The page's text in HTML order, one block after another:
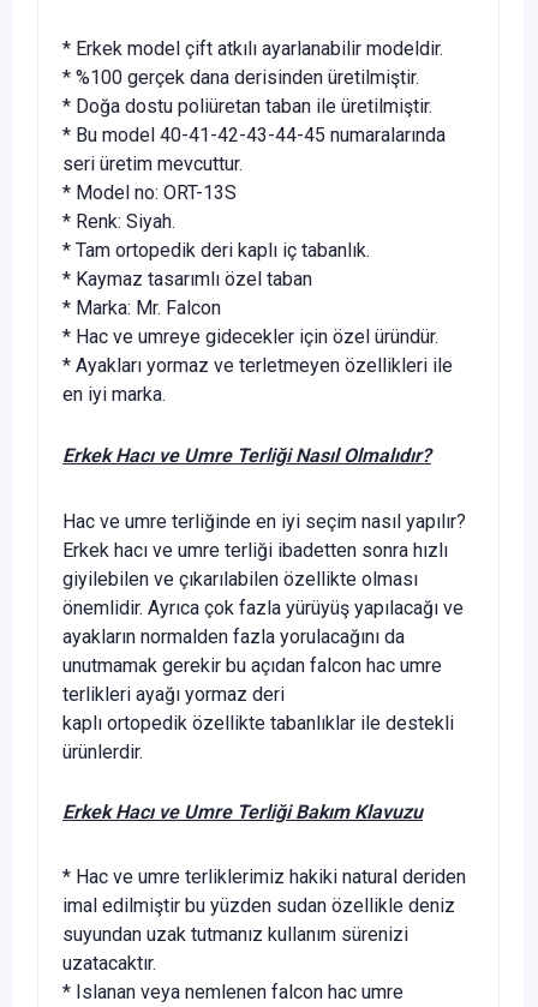
* Erkek model çift atkılı ayarlanabilir modeldir.
* %100 gerçek dana derisinden üretilmiştir.
* Doğa dostu poliüretan taban ile üretilmiştir.
* Bu model 40-41-42-43-44-45 numaralarında
seri üretim mevcuttur.
* Model no: ORT-13S
* Renk: Siyah.
* Tam ortopedik deri kaplı iç tabanlık.
* Kaymaz tasarımlı özel taban
* Marka: Mr. Falcon
* Hac ve umreye gidecekler için özel üründür.
* Ayakları yormaz ve terletmeyen özellikleri ile
en iyi marka.
Erkek Hacı ve Umre Terliği Nasıl Olmalıdır?
Hac ve umre terliğinde en iyi seçim nasıl yapılır?
Erkek hacı ve umre terliği ibadetten sonra hızlı
giyilebilen ve çıkarılabilen özellikte olması
önemlidir. Ayrıca çok fazla yürüyüş yapılacağı ve
ayakların normalden fazla yorulacağını da
unutmamak gerekir bu açıdan falcon hac umre
terlikleri ayağı yormaz deri
kaplı ortopedik özellikte tabanlıklar ile destekli
ürünlerdir.
Erkek Hacı ve Umre Terliği Bakım Klavuzu
* Hac ve umre terliklerimiz hakiki natural deriden
imal edilmiştir bu yüzden sudan özellikle deniz
suyundan uzak tutmanız kullanım sürenizi
uzatacaktır.
* Islanan veya nemlenen falcon hac umre